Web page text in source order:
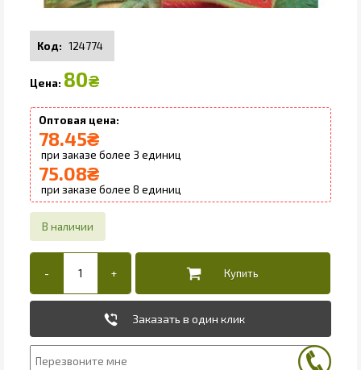
124774
80₴
78.45₴
3
75.08₴
8
Заказать в один клик